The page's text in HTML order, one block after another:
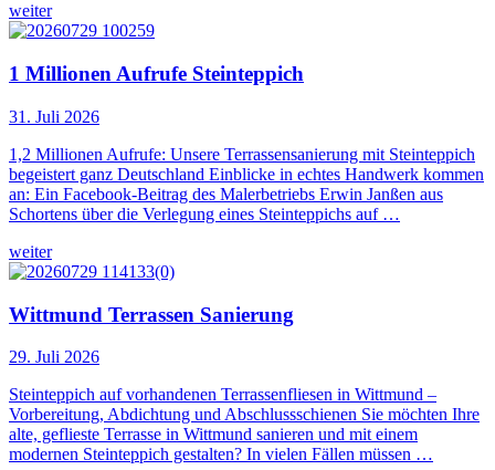
weiter
1 Millionen Aufrufe Steinteppich
31. Juli 2026
1,2 Millionen Aufrufe: Unsere Terrassensanierung mit Steinteppich
begeistert ganz Deutschland Einblicke in echtes Handwerk kommen
an: Ein Facebook-Beitrag des Malerbetriebs Erwin Janßen aus
Schortens über die Verlegung eines Steinteppichs auf …
weiter
Wittmund Terrassen Sanierung
29. Juli 2026
Steinteppich auf vorhandenen Terrassenfliesen in Wittmund –
Vorbereitung, Abdichtung und Abschlussschienen Sie möchten Ihre
alte, geflieste Terrasse in Wittmund sanieren und mit einem
modernen Steinteppich gestalten? In vielen Fällen müssen …